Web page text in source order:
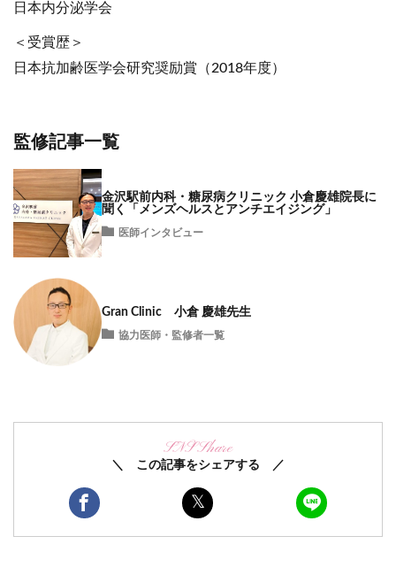
日本内分泌学会
＜受賞歴＞
日本抗加齢医学会研究奨励賞（2018年度）
監修記事一覧
金沢駅前内科・糖尿病クリニック 小倉慶雄院長に
聞く「メンズヘルスとアンチエイジング」
医師インタビュー
Gran Clinic 小倉 慶雄先生
協力医師・監修者一覧
SNS Share
＼ この記事をシェアする ／